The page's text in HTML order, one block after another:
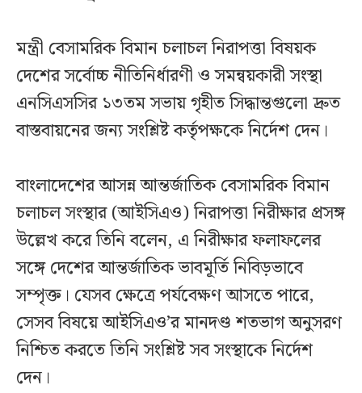
মন্ত্রী বেসামরিক বিমান চলাচল নিরাপত্তা বিষয়ক
দেশের সর্বোচ্চ নীতিনির্ধারণী ও সমন্বয়কারী সংস্থা
এনসিএসসির ১৩তম সভায় গৃহীত সিদ্ধান্তগুলো দ্রুত
বাস্তবায়নের জন্য সংশ্লিষ্ট কর্তৃপক্ষকে নির্দেশ দেন।
বাংলাদেশের আসন্ন আন্তর্জাতিক বেসামরিক বিমান
চলাচল সংস্থার (আইসিএও) নিরাপত্তা নিরীক্ষার প্রসঙ্গ
উল্লেখ করে তিনি বলেন, এ নিরীক্ষার ফলাফলের
সঙ্গে দেশের আন্তর্জাতিক ভাবমূর্তি নিবিড়ভাবে
সম্পৃক্ত। যেসব ক্ষেত্রে পর্যবেক্ষণ আসতে পারে,
সেসব বিষয়ে আইসিএও’র মানদণ্ড শতভাগ অনুসরণ
নিশ্চিত করতে তিনি সংশ্লিষ্ট সব সংস্থাকে নির্দেশ
দেন।